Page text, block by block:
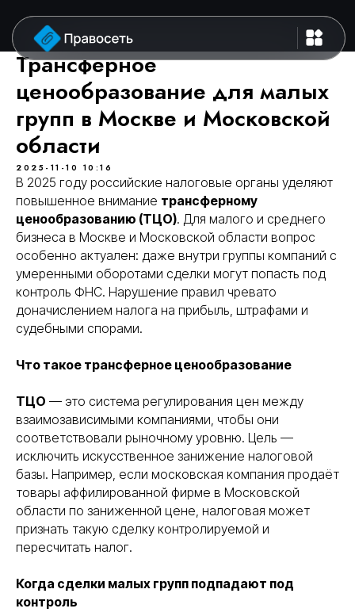
Трансферное
ценообразование для малых
групп в Москве и Московской
области
2025-11-10 10:16
В 2025 году российские налоговые органы уделяют
повышенное внимание трансферному
ценообразованию (ТЦО). Для малого и среднего
бизнеса в Москве и Московской области вопрос
особенно актуален: даже внутри группы компаний с
умеренными оборотами сделки могут попасть под
контроль ФНС. Нарушение правил чревато
доначислением налога на прибыль, штрафами и
судебными спорами.
Что такое трансферное ценообразование
ТЦО — это система регулирования цен между
взаимозависимыми компаниями, чтобы они
соответствовали рыночному уровню. Цель —
исключить искусственное занижение налоговой
базы. Например, если московская компания продаёт
товары аффилированной фирме в Московской
области по заниженной цене, налоговая может
признать такую сделку контролируемой и
пересчитать налог.
Когда сделки малых групп подпадают под
контроль